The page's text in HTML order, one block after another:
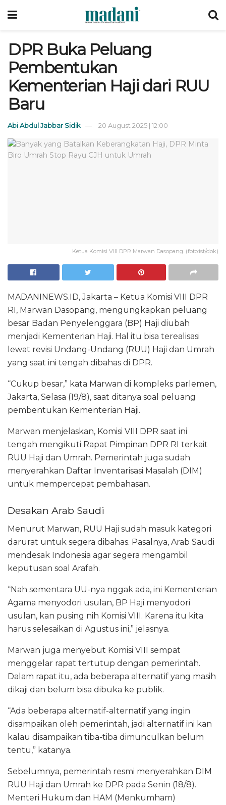
DPR Buka Peluang
Pembentukan
Kementerian Haji dari RUU
Baru
Abi Abdul Jabbar Sidik 20 August 2025 | 12:00
Ketua Komisi VIII DPR Marwan Dasopang. (foto:ist/dok)
MADANINEWS.ID, Jakarta – Ketua Komisi VIII DPR
RI, Marwan Dasopang, mengungkapkan peluang
besar Badan Penyelenggara (BP) Haji diubah
menjadi Kementerian Haji. Hal itu bisa terealisasi
lewat revisi Undang-Undang (RUU) Haji dan Umrah
yang saat ini tengah dibahas di DPR.
“Cukup besar,” kata Marwan di kompleks parlemen,
Jakarta, Selasa (19/8), saat ditanya soal peluang
pembentukan Kementerian Haji.
Marwan menjelaskan, Komisi VIII DPR saat ini
tengah mengikuti Rapat Pimpinan DPR RI terkait
RUU Haji dan Umrah. Pemerintah juga sudah
menyerahkan Daftar Inventarisasi Masalah (DIM)
untuk mempercepat pembahasan.
Desakan Arab Saudi
Menurut Marwan, RUU Haji sudah masuk kategori
darurat untuk segera dibahas. Pasalnya, Arab Saudi
mendesak Indonesia agar segera mengambil
keputusan soal Arafah.
“Nah sementara UU-nya nggak ada, ini Kementerian
Agama menyodori usulan, BP Haji menyodori
usulan, kan pusing nih Komisi VIII. Karena itu kita
harus selesaikan di Agustus ini,” jelasnya.
Marwan juga menyebut Komisi VIII sempat
menggelar rapat tertutup dengan pemerintah.
Dalam rapat itu, ada beberapa alternatif yang masih
dikaji dan belum bisa dibuka ke publik.
“Ada beberapa alternatif-alternatif yang ingin
disampaikan oleh pemerintah, jadi alternatif ini kan
kalau disampaikan tiba-tiba dimunculkan belum
tentu,” katanya.
Sebelumnya, pemerintah resmi menyerahkan DIM
RUU Haji dan Umrah ke DPR pada Senin (18/8).
Menteri Hukum dan HAM (Menkumham)